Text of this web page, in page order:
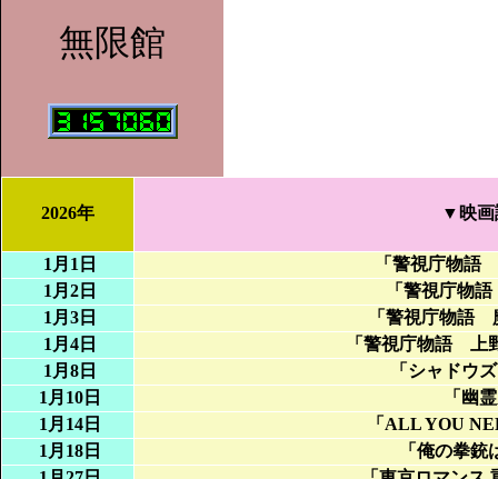
無限館
2026年 ▼映
1月1日 「 警視庁物語
1月2日
「 警視庁物
1月3日
「 警視庁物語
1月4日
「 警視庁物語 上
1月8日
「 シャドウ
1月10日
「 幽
1月14日
「 ALL YOU
1月18日
「 俺の拳銃